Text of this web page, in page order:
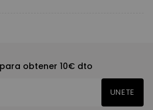
obtener 10€ dto
UNETE